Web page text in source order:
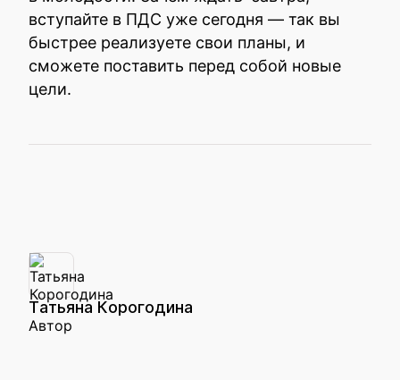
вступайте в ПДС уже сегодня — так вы
быстрее реализуете свои планы, и
сможете поставить перед собой новые
цели.
Татьяна Корогодина
Автор